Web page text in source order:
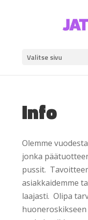
Valitse sivu
Info
Olemme
jonka
pussit.
asiakkaidemme
laajasti. Olipa